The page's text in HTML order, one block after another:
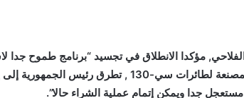
مؤكدا الانطلاق في تجسيد “برنامج طموح جدا
الأراضي الصحراوية”.ولدى توقفه عند جناح الشركة المصنعة لطائرات سي-130 , تطرق رئيس
مستعجل جدا ويمكن إتمام عملية الشراء حالا”.